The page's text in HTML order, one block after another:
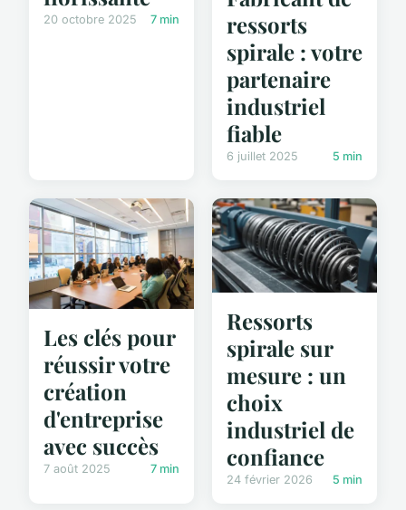
20 octobre 2025 7 min
ressorts
spirale : votre
partenaire
industriel
fiable
6 juillet 2025 5 min
Les clés pour
réussir votre
création
d'entreprise
avec succès
7 août 2025 7 min
Ressorts
spirale sur
mesure : un
choix
industriel de
confiance
24 février 2026 5 min